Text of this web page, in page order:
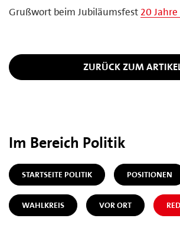
Grußwort beim Jubiläumsfest 20
ZURÜCK ZUM
Im Bereich Politik
STARTSEITE POLITIK POSITIONEN
WAHLKREIS VOR ORT